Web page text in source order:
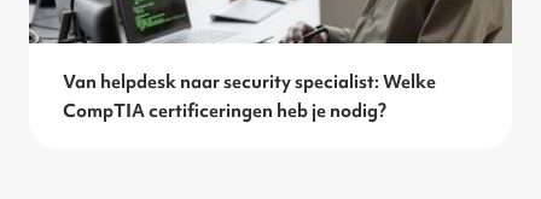
Van helpdesk naar security specialist: Welke
CompTIA certificeringen heb je nodig?